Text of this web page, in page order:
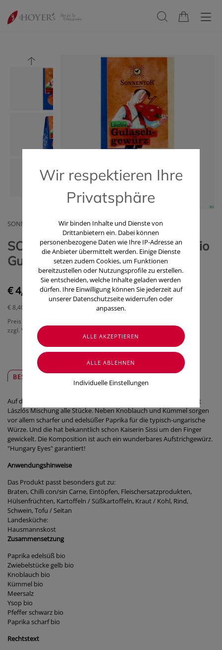
SONNENTOR KRAEUTERHANDELSGMBH
SONNENTOR Gewürzmischung/bio
Gulasch Laszlos 00764 50g
€ 4,20
€ 8,40
Preis inkl. MwSt.
zzgl. Versandkosten
BESCHREIBUNG
Auf der Suche nach der perfekten Würze fürs Gulasch? Dann spielt
Lászlós Mischung alle Stücke. Neben Knoblauch und Kümmel sorgen
vor allem scharfer und edelsüßer Paprika für die typisch-ungarische
Würze. Und die hat bekanntlich schon Kaiserin Sissi um den Finger
gewickelt. Die Komposition ist auch ein wunderbares Aufstrichgewürz.
"Hungary Eyes" garantiert!
Anwendungshinweise
Das Produkt passt besonders gut zu:
Braten, Chilli con/sin Carne, Eintöpfen, Fleischersatzprodukten,
Hülsenfrüchten, Kartoffeln / Süßkartoffeln, Kraut / Kohl, Rind,
Schwein, Tofu / Seitan
Landesküche:
Hausmannskost
Zusammensetzung
Paprika edelsüß bio
Zwiebelstücke gelb bio
Knoblauch bio
Kümmel bio
Meersalz
Ysop bio
Pfeffer schwarz bio
Paprika scharf bio
Rechtstext
Wir respektieren Ihre
Privatsphäre
Wir binden Inhalte und Dienste von
Drittanbietern ein. Dabei können
personenbezogene Daten wie Ihre IP-Adresse an
die Anbieter übermittelt werden. Einige Dienste
setzen zudem Cookies, um Funktionen
bereitzustellen oder Nutzungsprofile zu erstellen.
Sie entscheiden, welche Inhalte geladen werden
dürfen. Ihre Einwilligung können Sie jederzeit auf
unserer Datenschutzseite widerrufen oder
anpassen.
Individuelle Einstellungen